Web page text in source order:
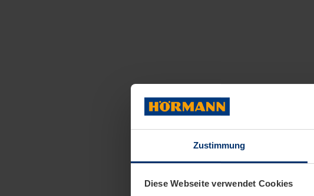
Zustimmung
Diese Webseite verwendet Cookies